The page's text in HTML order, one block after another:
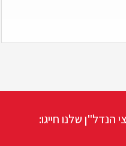
הנדל"ן שלנו חייגו: